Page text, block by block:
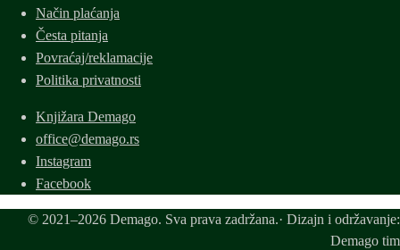
Način plaćanja
Česta pitanja
Povraćaj/reklamacije
Politika privatnosti
Knjižara Demago
office@demago.rs
Instagram
Facebook
© 2021–2026 Demago. Sva prava zadržana.· Dizajn i održavanje:
Demago tim